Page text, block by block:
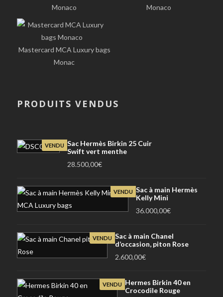
Monaco
Monaco
Mastercard MCA Luxury bags
Monac
PRODUITS VENDUS
VENDU Sac Hermès Birkin 25 Cuir
Swift vert menthe
28.500,00€
VENDU Sac à main Hermès
Kelly Mini
36.000,00€
VENDU Sac à main Chanel
d’occasion, piton Rose
2.600,00€
VENDU
Hermes Birkin 40 en
Crocodile Rouge